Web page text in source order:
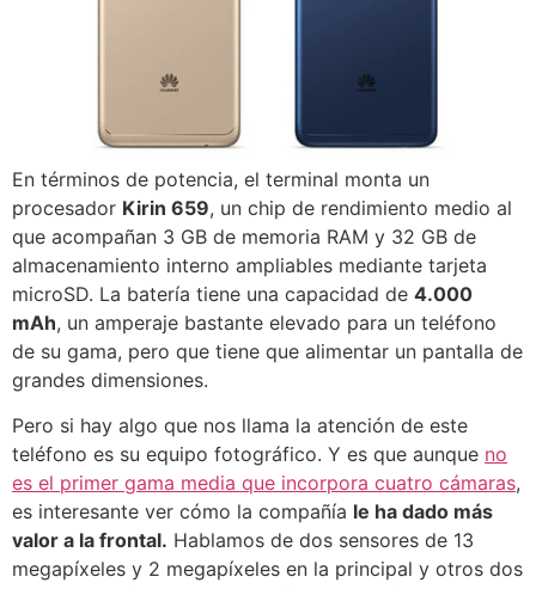
En términos de potencia, el terminal monta un
procesador Kirin 659, un chip de rendimiento medio al
que acompañan 3 GB de memoria RAM y 32 GB de
almacenamiento interno ampliables mediante tarjeta
microSD. La batería tiene una capacidad de 4.000
mAh, un amperaje bastante elevado para un teléfono
de su gama, pero que tiene que alimentar un pantalla de
grandes dimensiones.
Pero si hay algo que nos llama la atención de este
teléfono es su equipo fotográfico. Y es que aunque no
es el primer gama media que incorpora cuatro cámaras,
es interesante ver cómo la compañía le ha dado más
valor a la frontal. Hablamos de dos sensores de 13
megapíxeles y 2 megapíxeles en la principal y otros dos